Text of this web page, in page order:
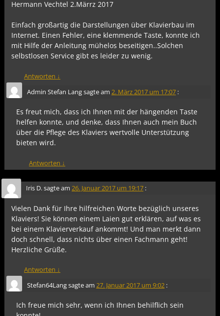
Hermann Vechtel 2.Märrz 2017
Einfach großartig die Darstellungen über Klavierbau im
Internet. Einen Fehler, eine klemmende Taste, konnte ich
mit Hilfe der Anleitung mühelos beseitigen..Solchen
selbstlosen Service gibt es leider zu wenig.
Antworten ↓
Admin Stefan Langsagte am 2. März 2017 um 17:07 :
Es freut mich, dass ich Ihnen mit der hängenden Taste
helfen konnte, und denke, dass Ihnen auch mein Buch
über die Pflege des Klaviers wertvolle Unterstützung
bieten wird.
Antworten ↓
Iris D.sagte am 26. Januar 2017 um 19:17 :
Vielen Dank für Ihre hilfreichen Worte bezüglich unseres
Klaviers! Sie können einem Laien gut erklären, auf was es
bei einem Klavierverkauf ankommt! Und man merkt dann
doch schnell, dass nichts über einen Fachmann geht!
Herzliche Grüße.
Antworten ↓
Stefan64Langsagte am 27. Januar 2017 um 9:02 :
Ich freue mich sehr, wenn ich Ihnen behilflich sein